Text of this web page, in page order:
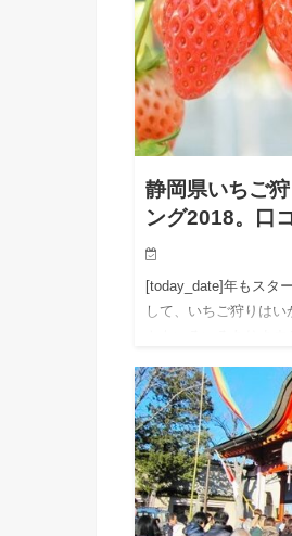
静岡県いちご
ング2018。口
[today_date]年もスタ
して、いちご狩りは